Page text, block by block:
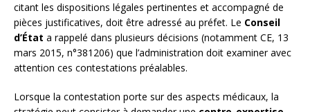
citant les dispositions légales pertinentes et accompagné de
pièces justificatives, doit être adressé au préfet. Le Conseil
d’État a rappelé dans plusieurs décisions (notamment CE, 13
mars 2015, n°381206) que l’administration doit examiner avec
attention ces contestations préalables.
Lorsque la contestation porte sur des aspects médicaux, la